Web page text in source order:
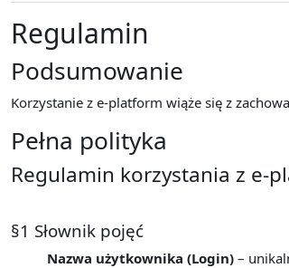
Regulamin
Podsumowanie
Korzystanie z e-platform wiąże się z
Pełna polityka
Regulamin korzystania z e-
§1 Słownik pojęć
Nazwa użytkownika (Login) –